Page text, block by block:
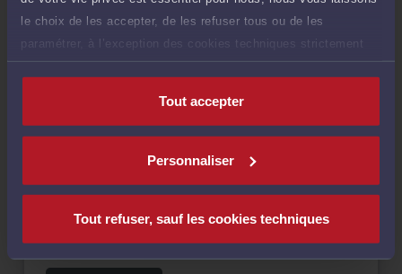
le choix de les accepter, de les refuser tous ou de les
paramétrer, à l’exception des cookies techniques strictement
nécessaires au fonctionnement du site.
Tout accepter
Personnaliser
Tout refuser, sauf les cookies techniques
Vous souhaitez payer une facture ou des
honoraires à l’avocat par Carte Bancaire.
Payer
Compétences